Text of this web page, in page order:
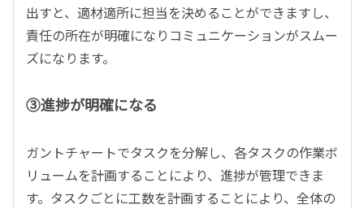
出すと、適材適所に担当を決めることができますし、
責任の所在が明確になりコミュニケーションがスムー
ズになります。
③進捗が明確になる
ガントチャートでタスクを分解し、各タスクの作業ボ
リュームを計画することにより、進捗が管理できま
す。タスクごとに工数を計画することにより、全体の